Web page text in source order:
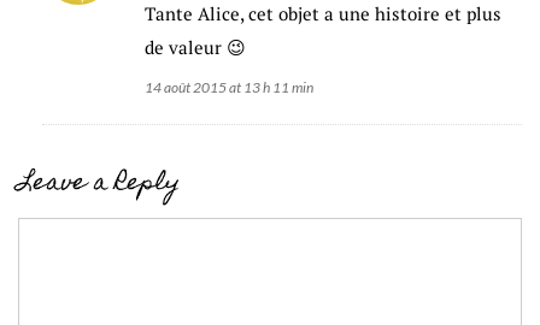
Tante Alice, cet objet a une histoire et plus
de valeur 😉
14 août 2015 at 13 h 11 min
Leave a Reply